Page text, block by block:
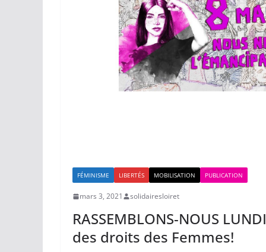
FÉMINISME LIBERTÉS MOBILISATION PUBLICATION
mars 3, 2021 solidairesloiret
RASSEMBLONS-NOUS
des droits des Femmes!